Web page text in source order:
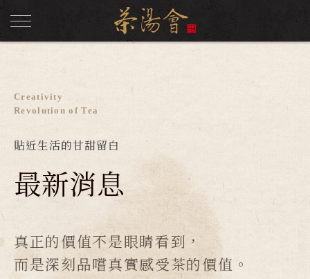
Creativity
Revolution of Tea
貼近生活的甘甜留白
最新消息
真正的價值不是眼睛看到，
而是深刻品嚐真實感受茶的價值。